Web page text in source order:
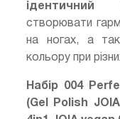
ідентичний
створювати
на ногах, а
кольору при
Набір 004
(Gel Polish